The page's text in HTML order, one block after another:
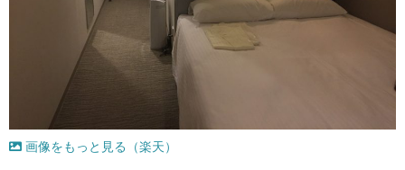
画像をもっと見る（楽天）